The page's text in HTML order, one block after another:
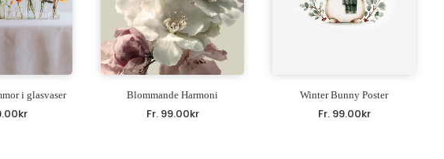
i glasvaser
kr
Blommande Harmoni
Fr. 99.00kr
Winter Bunny Poster
Fr. 99.00kr